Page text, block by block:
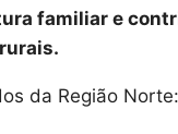
familiar e
da Região